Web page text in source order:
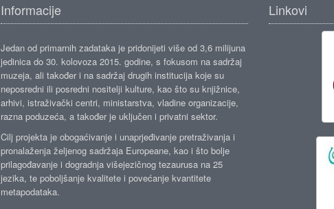
Informacije
Jedan od primarnih zadataka je pridonijeti više od 3,6 milijuna
jedinica do 30. kolovoza 2015. godine, s fokusom na sadržaj
muzeja, ali također i na sadržaj drugih institucija koje su
neposredni ili posredni nositelji kulture, kao što su knjižnice,
arhivi, istraživački centri, ministarstva, vladine organizacije,
razna poduzeća, a također je uključen i privatni sektor.
Cilj projekta je obogaćivanje i unaprjeđivanje pretraživanja i
pronalaženja željenog sadržaja Europeane, kao i što bolje
prilagođavanje i dogradnja višejezičnog tezaurusa na 25
jezika, te poboljšanje kvalitete i povećanje kvantitete
metapodataka.
Linkovi